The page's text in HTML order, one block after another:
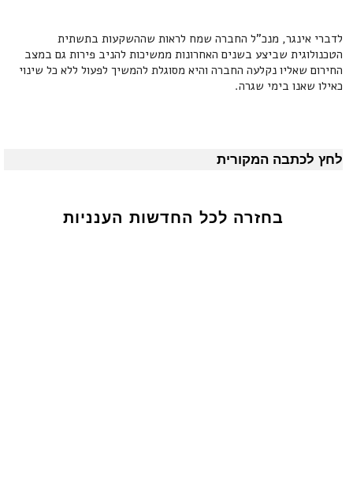
לדברי אינגר, מנכ"ל החברה שמח לראות שההשקעות בתשתית
הטכנולוגית שביצע בשנים האחרונות ממשיכות להניב פירות גם במצב
החירום שאליו נקלעה החברה והיא מסוגלת להמשיך לפעול ללא כל שינוי
כאילו שאנו בימי שגרה.
לחץ לכתבה המקורית
בחזרה לכל החדשות הענניות